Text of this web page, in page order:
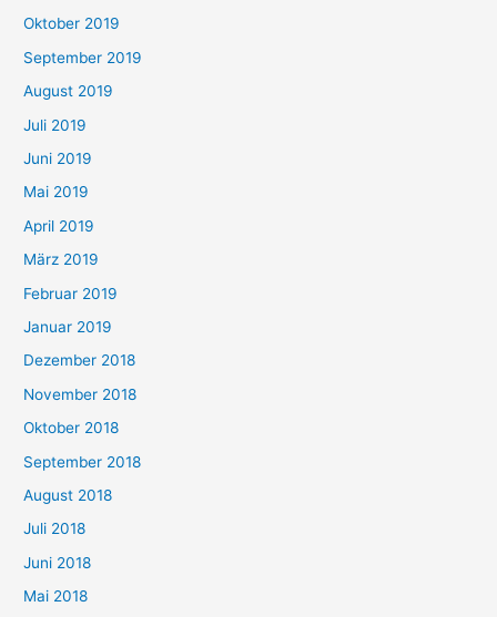
Oktober 2019
September 2019
August 2019
Juli 2019
Juni 2019
Mai 2019
April 2019
März 2019
Februar 2019
Januar 2019
Dezember 2018
November 2018
Oktober 2018
September 2018
August 2018
Juli 2018
Juni 2018
Mai 2018